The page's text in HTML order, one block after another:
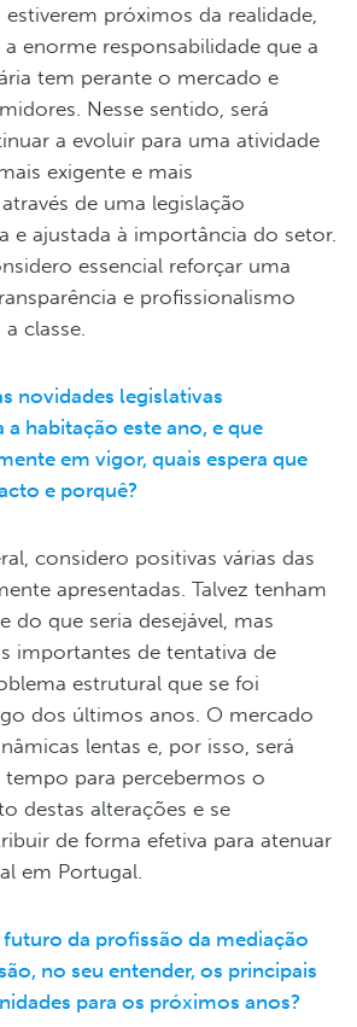
estiverem próximos da realidade,
enorme responsabilidade que a
tem perante o mercado e
Nesse sentido, será
a evoluir para uma atividade
exigente e mais
de uma legislação
e ajustada à importância do setor.
essencial reforçar uma
e profissionalismo
classe.
novidades legislativas
a habitação este ano, e que
em vigor, quais espera que
e porquê?
considero positivas várias das
apresentadas. Talvez tenham
do que seria desejável, mas
importantes de tentativa de
estrutural que se foi
dos últimos anos. O mercado
lentas e, por isso, será
tempo para percebermos o
destas alterações e se
de forma efetiva para atenuar
em Portugal.
da profissão da mediação
no seu entender, os principais
para os próximos anos?